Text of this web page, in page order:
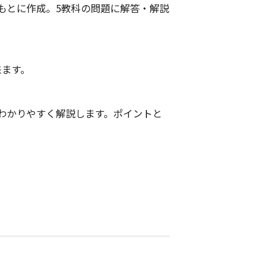
とに作成。5教科の問題に解答・解説
す。
りやすく解説します。ポイントと